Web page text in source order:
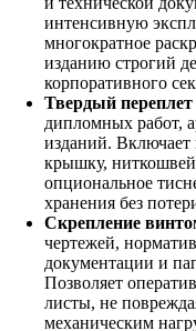
интенсивную
многократное
изданию строгий
корпоративного
Твердый переплет
дипломных работ,
изданий.
крышку,
опциональное
хранения без
Скрепление
чертежей,
документации и
Позволяет
листы, не
механическим